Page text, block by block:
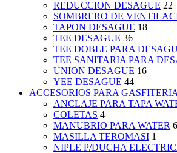
REDUCCION DESAGUE 22
SOMBRERO DE
TAPON DESAGUE 18
TEE DESAGUE 36
TEE DOBLE PARA
TEE SANITARIA PARA
UNION DESAGUE 16
YEE DESAGUE 44
ACCESORIOS PARA GASFITERIA
ANCLAJE PARA TAPA
COLETAS 4
MANUBRIO PARA WATER 6
MASILLA TEROMASI 1
NIPLE P/DUCHA